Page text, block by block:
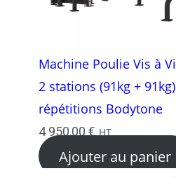
Machine Poulie Vis à
2 stations (91kg +
répétitions Bodytone
4 950,00 € HT
Ajouter au panier